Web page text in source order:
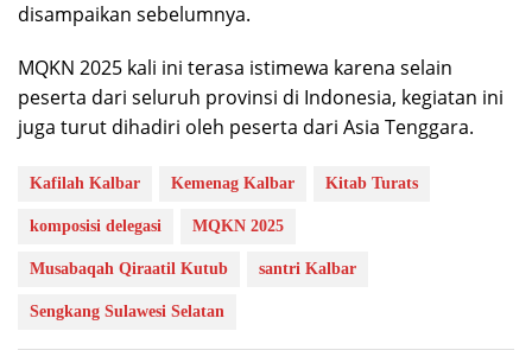
disampaikan sebelumnya.
MQKN 2025 kali ini terasa istimewa karena selain
peserta dari seluruh provinsi di Indonesia, kegiatan ini
juga turut dihadiri oleh peserta dari Asia Tenggara.
Kafilah Kalbar Kemenag Kalbar Kitab Turats
komposisi delegasi MQKN 2025
Musabaqah Qiraatil Kutub santri Kalbar
Sengkang Sulawesi Selatan